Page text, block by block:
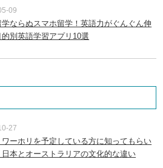
09
学ならぬスマホ留学！英語力がぐんぐん伸
別英語学習アプリ10選
27
ワーホリを予定している方に知ってもらい
日本とオーストラリアの文化的な違い